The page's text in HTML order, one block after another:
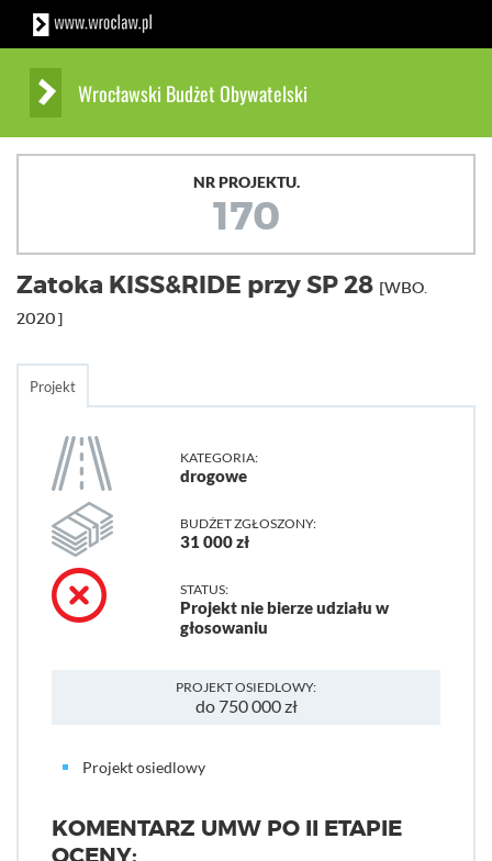
Wrocławski Budżet Obywatelski
NR PROJEKTU.
170
Zatoka KISS&RIDE przy SP 28 [WBO.
2020]
Projekt
KATEGORIA:
drogowe
BUDŻET ZGŁOSZONY:
31 000 zł
STATUS:
Projekt nie bierze udziału w
głosowaniu
PROJEKT OSIEDLOWY:
do 750 000 zł
Projekt osiedlowy
KOMENTARZ UMW PO II ETAPIE